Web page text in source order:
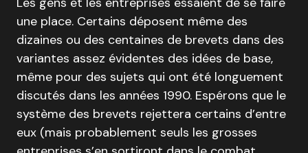
une place. Certains déposent même des
dizaines ou des centaines de brevets dans des
variantes assez évidentes des idées de base,
même pour des sujets qui ont été longuement
discutés dans les années 1990. Espérons que le
système des brevets rejettera certains d’entre
eux (mais probablement seuls les grosses